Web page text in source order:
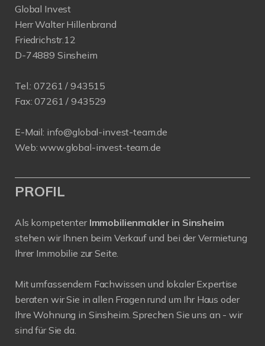
Global Invest
Herr Walter Hillenbrand
Friedrichstr.12
D-74889 Sinsheim
Tel.:07261 / 943515
Fax: 07261 / 943529
E-Mail: info@global-invest-team.de
Web:www.global-invest-team.de
PROFIL
Als kompetenter Immobilienmakler in Sinsheim
stehen wir Ihnen beim Verkauf und bei der Vermietung
Ihrer Immobilie zur Seite.
Mit umfassendem Fachwissen und lokaler Expertise
beraten wir Sie in allen Fragen rund um Ihr Haus oder
Ihre Wohnung in Sinsheim. Sprechen Sie uns an - wir
sind für Sie da.